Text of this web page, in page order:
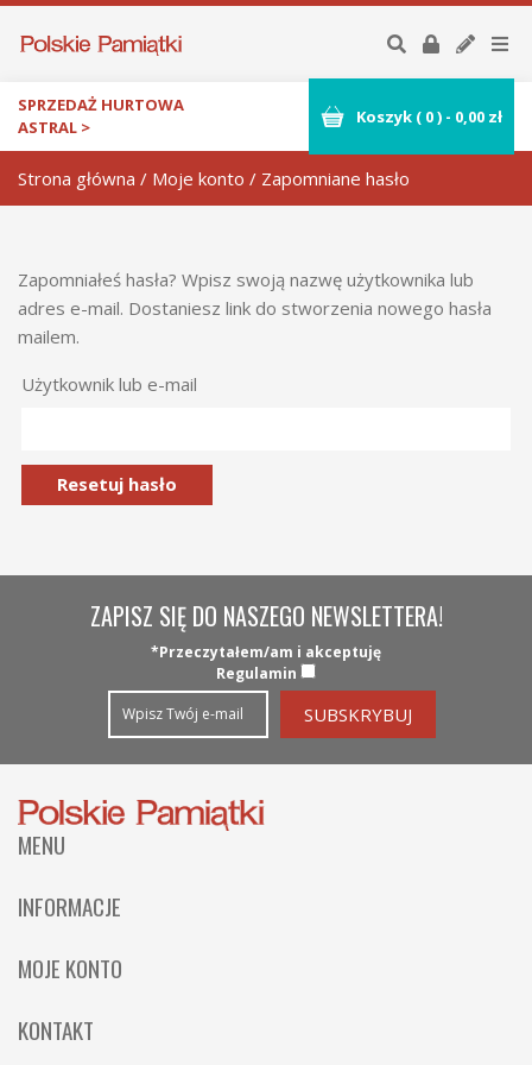
SPRZEDAŻ HURTOWA
ASTRAL >
Koszyk ( 0) - 0,00 zł
Strona główna / Moje konto / Zapomniane hasło
Zapomniałeś hasła? Wpisz swoją nazwę użytkownika lub
adres e-mail. Dostaniesz link do stworzenia nowego hasła
mailem.
Użytkownik lub e-mail
Resetuj hasło
ZAPISZ SIĘ DO NASZEGO NEWSLETTERA!
*Przeczytałem/am i akceptuję
Regulamin
MENU
Strona Główna
Nowości
O nas
INFORMACJE
Wysyłka
Regulamin
MOJE KONTO
Zaloguj
KONTAKT